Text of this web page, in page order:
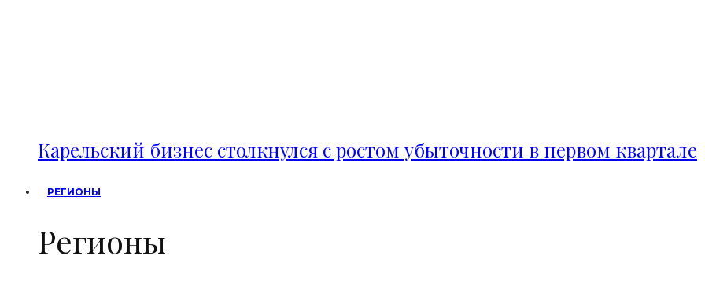
Карельский бизнес столкнулся с ростом убыточности в первом квартале
РЕГИОНЫ
Регионы